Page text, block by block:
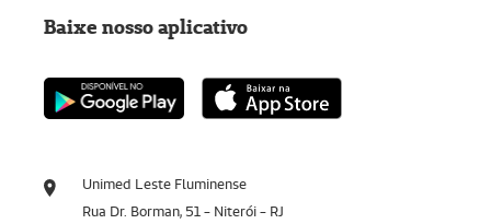
Unimed Leste Fluminense
Rua Dr. Borman, 51 - Niterói - RJ
Baixe nosso aplicativo